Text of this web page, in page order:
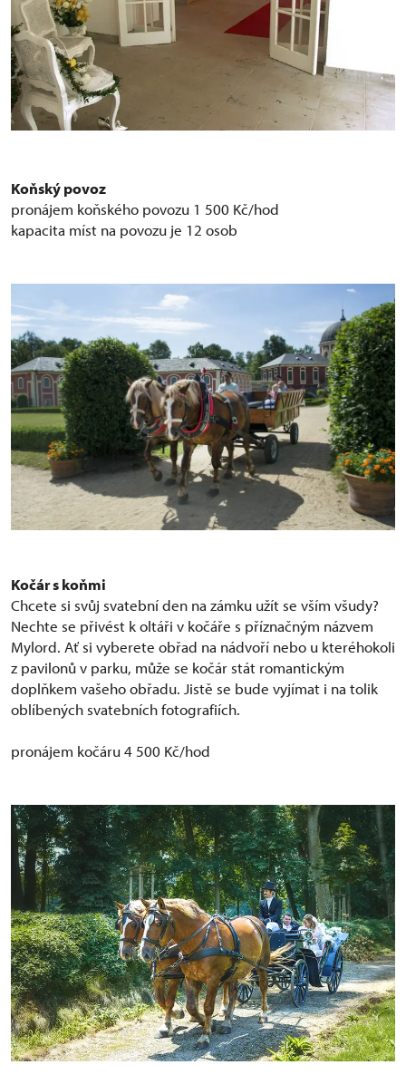
Koňský povoz
pronájem koňského povozu 1 500 Kč/hod
kapacita míst na povozu je 12 osob
Kočár s koňmi
Chcete si svůj svatební den na zámku užít se vším všudy?
Nechte se přivést k oltáři v kočáře s příznačným názvem
Mylord. Ať si vyberete obřad na nádvoří nebo u kteréhokoli
z pavilonů v parku, může se kočár stát romantickým
doplňkem vašeho obřadu. Jistě se bude vyjímat i na tolik
oblíbených svatebních fotografiích.
pronájem kočáru 4 500 Kč/hod